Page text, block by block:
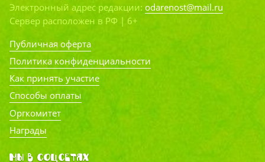
Электронный адрес редакции: odarenost@mail.ru
Сервер расположен в РФ | 6+
Публичная оферта
Политика конфиденциальности
Как принять участие
Способы оплаты
Оргкомитет
Награды
Мы в соцсетях